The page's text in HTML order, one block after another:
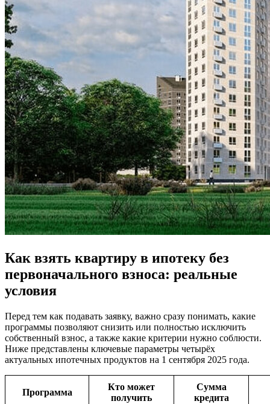
Как взять квартиру в ипотеку без
первоначального взноса: реальные
условия
Перед тем как подавать заявку, важно сразу понимать, какие
программы позволяют снизить или полностью исключить
собственный взнос, а также какие критерии нужно соблюсти.
Ниже представлены ключевые параметры четырёх
актуальных ипотечных продуктов на 1 сентября 2025 года.
Программа
Кто может
получить
Сумма
кредита